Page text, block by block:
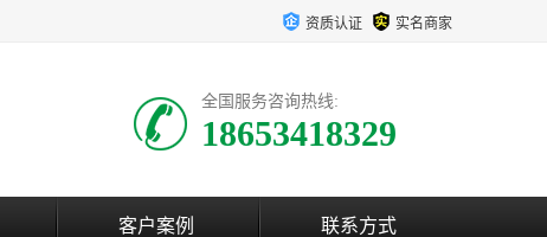
资质认证 实名商家
全国服务咨询热线:
18653418329
客户案例 联系方式